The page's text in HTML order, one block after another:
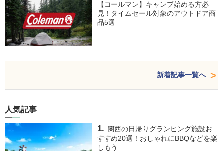
【コールマン】キャンプ始める方必
見！タイムセール対象のアウトドア商
品5選
新着記事一覧へ
人気記事
関西の日帰りグランピング施設お
すすめ20選！おしゃれにBBQなどを楽
しもう